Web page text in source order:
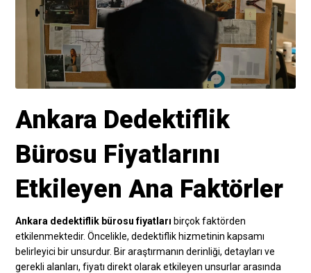
Ankara Dedektiflik
Bürosu Fiyatlarını
Etkileyen Ana Faktörler
Ankara dedektiflik bürosu fiyatları birçok faktörden
etkilenmektedir. Öncelikle, dedektiflik hizmetinin kapsamı
belirleyici bir unsurdur. Bir araştırmanın derinliği, detayları ve
gerekli alanları, fiyatı direkt olarak etkileyen unsurlar arasında